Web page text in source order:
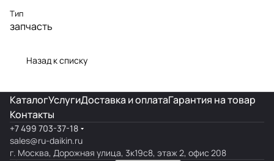
Тип
запчасть
Назад к списку
КаталогУслугиДоставка и оплатаГарантия на товар
Контакты
+7 499 703-37-18
sales@ru-daikin.ru
г. Москва, Дорожная улица, 3к19с8, этаж 2, офис 208